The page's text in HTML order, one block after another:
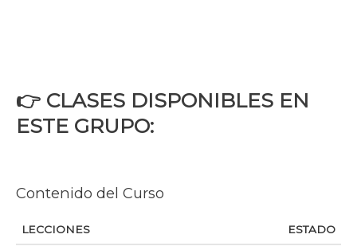
👉 CLASES DISPONIBLES EN
ESTE GRUPO:
Contenido del Curso
LECCIONES ESTADO